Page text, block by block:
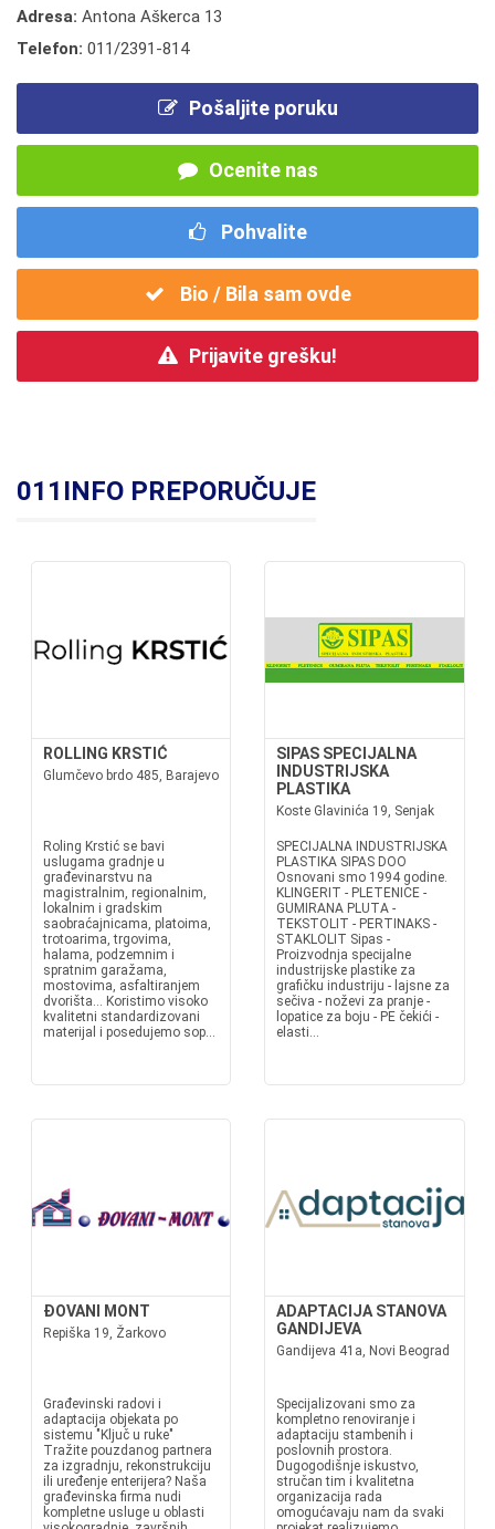
Adresa: Antona Aškerca 13
Telefon: 011/2391-814
Pošaljite poruku
Ocenite nas
Pohvalite
Bio / Bila sam ovde
Prijavite grešku!
011INFO PREPORUČUJE
ROLLING KRSTIĆ
Glumčevo brdo 485, Barajevo
Roling Krstić se bavi
uslugama gradnje u
građevinarstvu na
magistralnim, regionalnim,
lokalnim i gradskim
saobraćajnicama, platoima,
trotoarima, trgovima,
halama, podzemnim i
spratnim garažama,
mostovima, asfaltiranjem
dvorišta… Koristimo visoko
kvalitetni standardizovani
materijal i posedujemo sop...
SIPAS SPECIJALNA
INDUSTRIJSKA
PLASTIKA
Koste Glavinića 19, Senjak
SPECIJALNA INDUSTRIJSKA
PLASTIKA SIPAS DOO
Osnovani smo 1994 godine.
KLINGERIT - PLETENICE -
GUMIRANA PLUTA -
TEKSTOLIT - PERTINAKS -
STAKLOLIT Sipas -
Proizvodnja specijalne
industrijske plastike za
grafičku industriju - lajsne za
sečiva - noževi za pranje -
lopatice za boju - PE čekići -
elasti...
ĐOVANI MONT
Repiška 19, Žarkovo
Građevinski radovi i
adaptacija objekata po
sistemu "Ključ u ruke"
Tražite pouzdanog partnera
za izgradnju, rekonstrukciju
ili uređenje enterijera? Naša
građevinska firma nudi
kompletne usluge u oblasti
ADAPTACIJA STANOVA
GANDIJEVA
Gandijeva 41a, Novi Beograd
Specijalizovani smo za
kompletno renoviranje i
adaptaciju stambenih i
poslovnih prostora.
Dugogodišnje iskustvo,
stručan tim i kvalitetna
organizacija rada
omogućavaju nam da svaki